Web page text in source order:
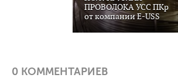
ПРОВОЛОКА УСС ПКр
от компании E-USS
0 КОММЕНТАРИЕВ